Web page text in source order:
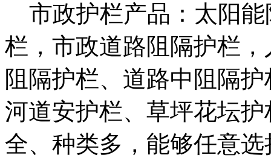
市政护栏产品：太阳能
栏，市政道路阻隔护栏
阻隔护栏、道路中阻隔
河道安护栏、草坪花坛
全、种类多，能够任意